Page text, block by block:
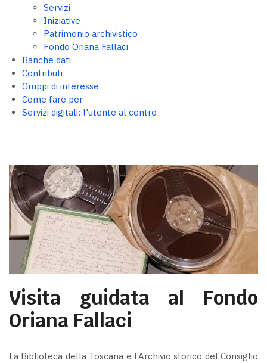
Servizi
Iniziative
Patrimonio archivistico
Fondo Oriana Fallaci
Banche dati
Contributi
Gruppi di interesse
Come fare per
Servizi digitali: l'utente al centro
Visita guidata al Fondo
Oriana Fallaci
La Biblioteca della Toscana e l’Archivio storico del Consiglio